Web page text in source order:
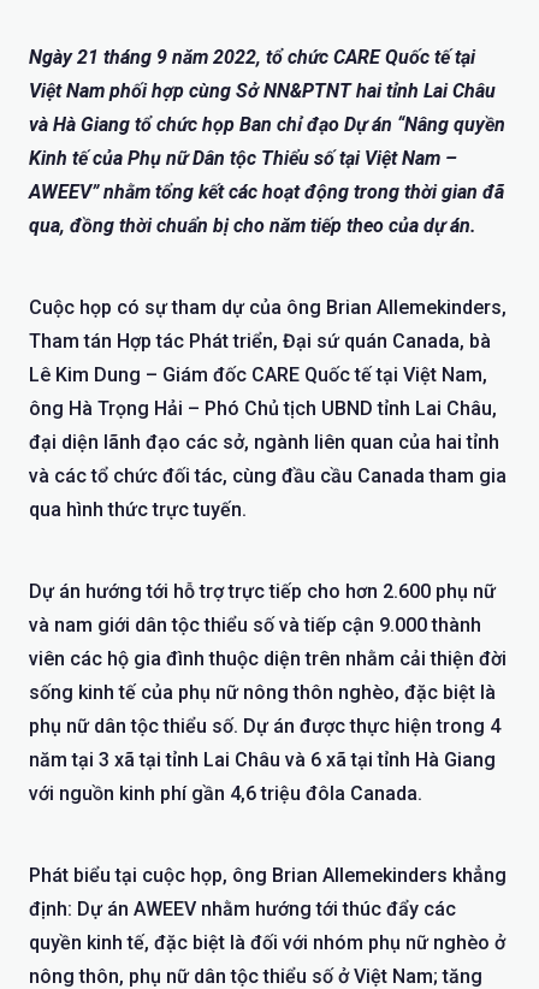
Ngày 21 tháng 9 năm 2022, tổ chức CARE Quốc tế tại
Việt Nam phối hợp cùng Sở NN&PTNT hai tỉnh Lai Châu
và Hà Giang tổ chức họp Ban chỉ đạo Dự án “Nâng quyền
Kinh tế của Phụ nữ Dân tộc Thiểu số tại Việt Nam –
AWEEV” nhằm tổng kết các hoạt động trong thời gian đã
qua, đồng thời chuẩn bị cho năm tiếp theo của dự án.
Cuộc họp có sự tham dự của ông Brian Allemekinders,
Tham tán Hợp tác Phát triển, Đại sứ quán Canada, bà
Lê Kim Dung – Giám đốc CARE Quốc tế tại Việt Nam,
ông Hà Trọng Hải – Phó Chủ tịch UBND tỉnh Lai Châu,
đại diện lãnh đạo các sở, ngành liên quan của hai tỉnh
và các tổ chức đối tác, cùng đầu cầu Canada tham gia
qua hình thức trực tuyến.
Dự án hướng tới hỗ trợ trực tiếp cho hơn 2.600 phụ nữ
và nam giới dân tộc thiểu số và tiếp cận 9.000 thành
viên các hộ gia đình thuộc diện trên nhằm cải thiện đời
sống kinh tế của phụ nữ nông thôn nghèo, đặc biệt là
phụ nữ dân tộc thiểu số. Dự án được thực hiện trong 4
năm tại 3 xã tại tỉnh Lai Châu và 6 xã tại tỉnh Hà Giang
với nguồn kinh phí gần 4,6 triệu đôla Canada.
Phát biểu tại cuộc họp, ông Brian Allemekinders khẳng
định: Dự án AWEEV nhằm hướng tới thúc đẩy các
quyền kinh tế, đặc biệt là đối với nhóm phụ nữ nghèo ở
nông thôn, phụ nữ dân tộc thiểu số ở Việt Nam; tăng